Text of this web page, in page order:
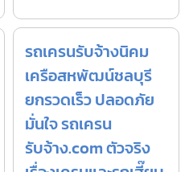
รถเครนรับจ้างนิคม
เครือสหพัฒน์ชลบุรี
ยกรวดเร็ว ปลอดภัย
มั่นใจ รถเครน
รับจ้าง.com ตัวจริง